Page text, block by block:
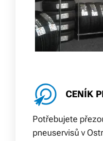
CENÍK
Potřebujete
pneuservisů v